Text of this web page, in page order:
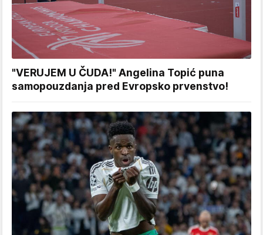
"VERUJEM U ČUDA!" Angelina Topić puna
samopouzdanja pred Evropsko prvenstvo!